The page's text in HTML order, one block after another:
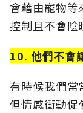
會藉由寵物等
控制且不會陰
10. 他們不會
有時候我們常
但情感衝動促